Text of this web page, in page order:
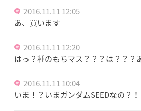
2016.11.11 12:05
あ、買います
2016.11.11 12:20
はっ？種のもちマス？？？は？？？
2016.11.11 10:04
いま！？いまガンダムSEEDなの？！